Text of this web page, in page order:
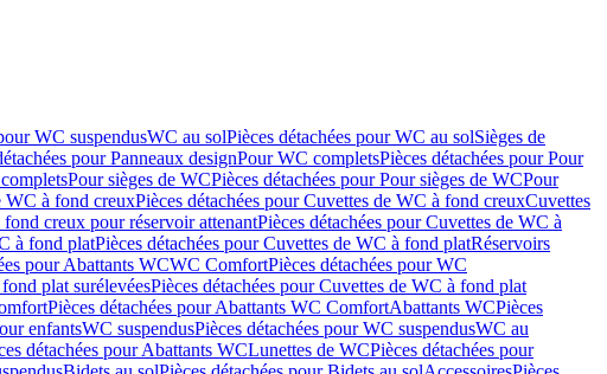
WC suspendusWC au solPièces détachées pour WC au solSièges de
pour Panneaux designPour WC completsPièces détachées pour Pour
Pour sièges de WCPièces détachées pour Pour sièges de WCPour
WC à fond creuxPièces détachées pour Cuvettes de WC à fond creuxCuvettes
creux pour réservoir attenantPièces détachées pour Cuvettes de WC à
à fond platPièces détachées pour Cuvettes de WC à fond platRéservoirs
pour Abattants WCWC ComfortPièces détachées pour WC
plat surélevéesPièces détachées pour Cuvettes de WC à fond plat
Pièces détachées pour Abattants WC ComfortAbattants WCPièces
enfantsWC suspendusPièces détachées pour WC suspendusWC au
détachées pour Abattants WCLunettes de WCPièces détachées pour